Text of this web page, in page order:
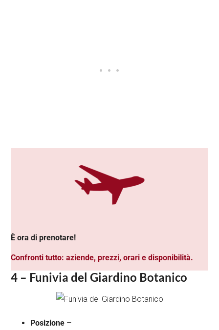
È ora di prenotare!
Confronti tutto: aziende, prezzi, orari e disponibilità.
4 – Funivia del Giardino Botanico
Posizione –